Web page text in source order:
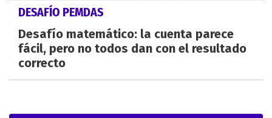
DESAFÍO PEMDAS
Desafío matemático: la cuenta parece
fácil, pero no todos dan con el resultado
correcto